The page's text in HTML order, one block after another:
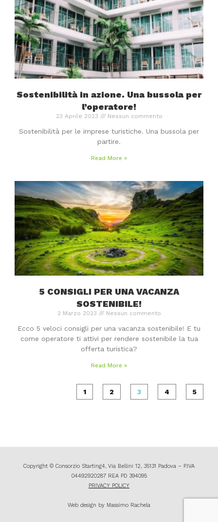
Sostenibilità in azione. Una bussola per
l’operatore!
23 Aprile 2023 Nessun commento
Sostenibilità per le imprese turistiche. Una bussola per
partire.
Read More »
5 CONSIGLI PER UNA VACANZA
SOSTENIBILE!
2 Marzo 2023 Nessun commento
Ecco 5 veloci consigli per una vacanza sostenibile! E tu
come operatore ti attivi per rendere sostenibile la tua
offerta turistica?
Read More »
1 2 3 4 5
Copyright © Consorzio Starting4, Via Bellini 12, 35131 Padova – P.IVA
04492920287 REA PD 394095
PRIVACY POLICY
Web design by Massimo Rachela